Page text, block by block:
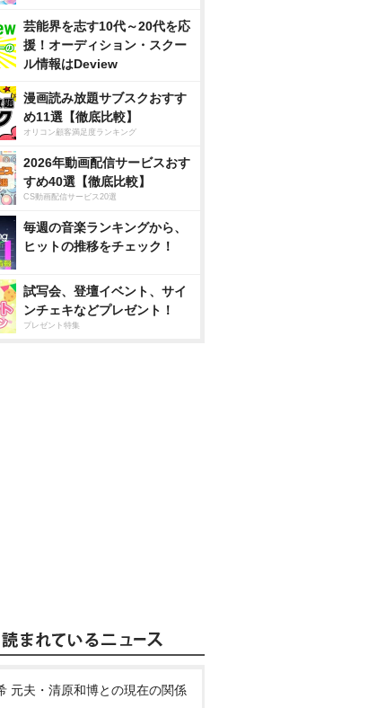
芸能界を志す10代～20代を応
援！オーディション・スクー
ル情報はDeview
漫画読み放題サブスクおすす
め11選【徹底比較】
オリコン顧客満足度ランキング
2026年動画配信サービスおす
すめ40選【徹底比較】
CS動画配信サービス20選
毎週の音楽ランキングから、
ヒットの推移をチェック！
試写会、登壇イベント、サイ
ンチェキなどプレゼント！
プレゼント特集
元夫・清原和博との現在の関係